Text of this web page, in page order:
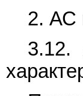
2. АС
3.12.